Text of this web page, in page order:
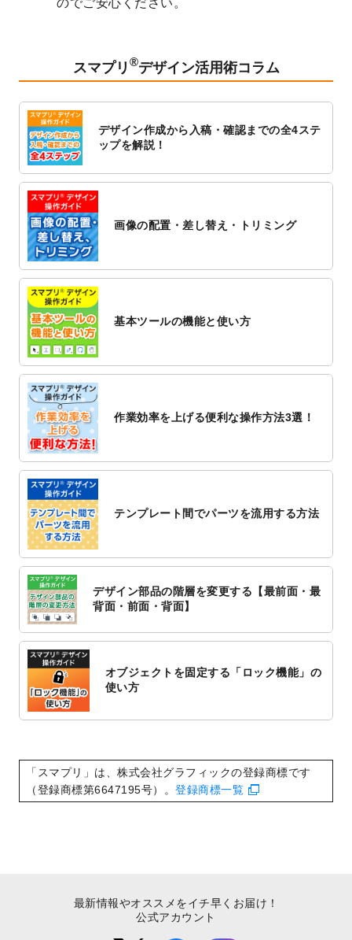
追加しました。
2023/1/13
4月始まりのカレンダーデザインテンプレー
2023/1/5
スタンプカードのデザインテンプレート
追加しました。
2022/12/26
止のお知らせ
2022/12/16
トを公開いたしました。
2022/12/1
2022/11/25
【新商品】封筒が作成できるようになりま
2022/11/25
【新商品】クリアファイルが作成できるよ
2022/11/4
しました。
2022/10/26
レートを追加しました。
2022/10/26
追加しました。
2022/10/20
2022/10/14
年賀ポスターのデザインテンプレートを公
2022/10/6
チラシ作成からポスティング配布注文まで
2022/10/1
2023年版1月始まりのカレンダーデザイン
2022/9/21
コンサートのチラシデザインテンプレート
2022/9/5
年賀状のデザインテンプレート
2022/9/5
喪中はがきのデザインテンプレートを公開
2022/8/24
印刷用データの解像度
を引き上げまし
た！
スマプリ ®デザイン活用術コラム
デザイン作成から入稿・確認までの全4ステ
ップを解説！
画像の配置・差し替え・トリミング
基本ツールの機能と使い方
作業効率を上げる便利な操作方法3選！
テンプレート間でパーツを流用する方法
デザイン部品の階層を変更する【最前面・最
背面・前面・背面】
オブジェクトを固定する「ロック機能」の
使い方
「スマプリ」は、株式会社グラフィックの登録商標です
（登録商標第6647195号）。 登録商標一覧
最新情報やオススメをイチ早くお届け！
公式アカウント